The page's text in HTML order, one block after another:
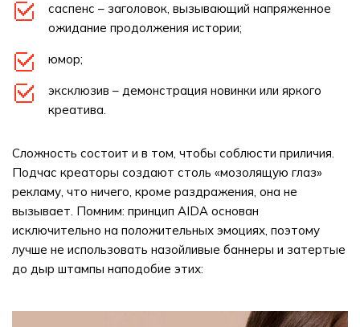
саспенс – заголовок, вызывающий напряженное
ожидание продолжения истории;
юмор;
эксклюзив – демонстрация новинки или яркого
креатива.
Сложность состоит и в том, чтобы соблюсти приличия.
Подчас креаторы создают столь «мозолящую глаз»
рекламу, что ничего, кроме раздражения, она не
вызывает. Помним: принцип AIDA основан
исключительно на положительных эмоциях, поэтому
лучше не использовать назойливые баннеры и затертые
до дыр штампы наподобие этих: